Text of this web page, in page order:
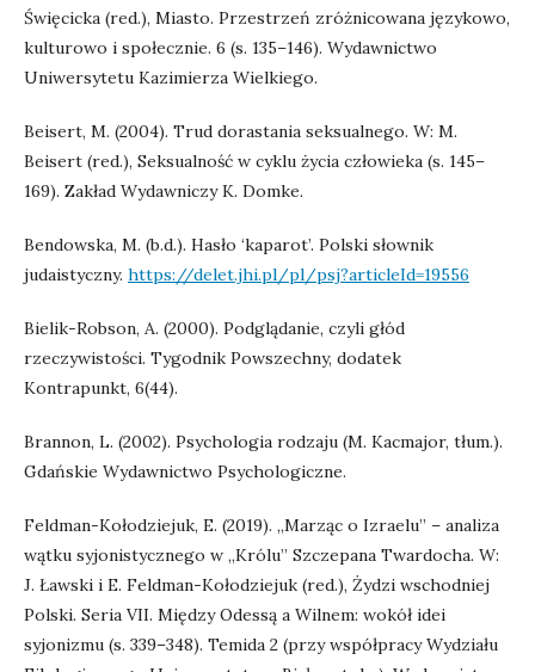
Święcicka (red.), Miasto. Przestrzeń zróżnicowana językowo,
kulturowo i społecznie. 6 (s. 135–146). Wydawnictwo
Uniwersytetu Kazimierza Wielkiego.
Beisert, M. (2004). Trud dorastania seksualnego. W: M.
Beisert (red.), Seksualność w cyklu życia człowieka (s. 145–
169). Zakład Wydawniczy K. Domke.
Bendowska, M. (b.d.). Hasło ‘kaparot’. Polski słownik
judaistyczny. https://delet.jhi.pl/pl/psj?articleId=19556
Bielik-Robson, A. (2000). Podglądanie, czyli głód
rzeczywistości. Tygodnik Powszechny, dodatek
Kontrapunkt, 6(44).
Brannon, L. (2002). Psychologia rodzaju (M. Kacmajor, tłum.).
Gdańskie Wydawnictwo Psychologiczne.
Feldman-Kołodziejuk, E. (2019). „Marząc o Izraelu” – analiza
wątku syjonistycznego w „Królu” Szczepana Twardocha. W:
J. Ławski i E. Feldman-Kołodziejuk (red.), Żydzi wschodniej
Polski. Seria VII. Między Odessą a Wilnem: wokół idei
syjonizmu (s. 339–348). Temida 2 (przy współpracy Wydziału